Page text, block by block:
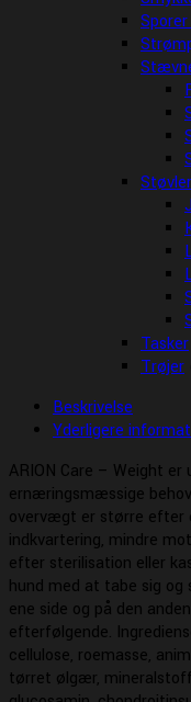
Støvler
Tasker
Trøjer
Beskrivelse
Yderligere
ARION Care – Weight
ernæringsmæssige
overvægt er større efter
indkvartering, mindre
efter sterilisation eller
hund med at tabe sig og
ene side og på den
efterfølgende.
cellulose, roemasse,
tørret ølgær,